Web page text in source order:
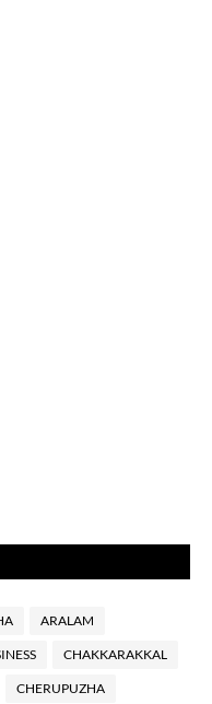
ARALAM
CHAKKARAKKAL
CHERUPUZHA